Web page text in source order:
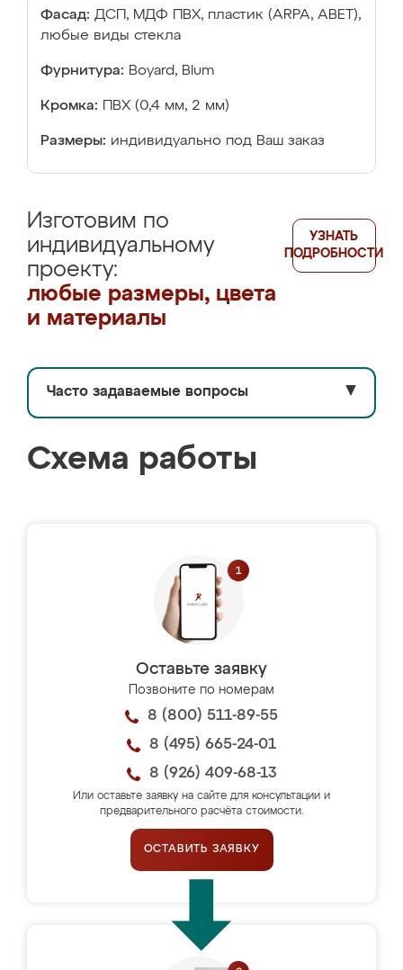
Фасад: ДСП, МДФ ПВХ, пластик (ARPA, ABET),
любые виды стекла
Фурнитура: Boyard, Blum
Кромка: ПВХ (0,4 мм, 2 мм)
Размеры: индивидуально под Ваш заказ
Изготовим по
индивидуальному
проекту:
любые размеры, цвета
и материалы
УЗНАТЬ
ПОДРОБНОСТИ
Часто задаваемые вопросы ▼
Схема работы
Оставьте заявку
Позвоните по номерам
8 (800) 511-89-55
8 (495) 665-24-01
8 (926) 409-68-13
Или оставьте заявку на сайте для консультации и
предварительного расчёта стоимости.
ОСТАВИТЬ ЗАЯВКУ